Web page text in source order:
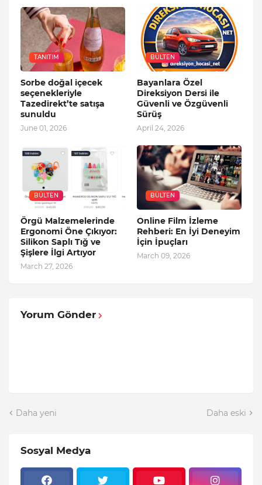
TANITIM
Sorbe doğal içecek
seçenekleriyle
Tazedirekt’te satışa
sunuldu
June 01, 2026
BÜLTEN
Bayanlara Özel
Direksiyon Dersi ile
Güvenli ve Özgüvenli
Sürüş
April 24, 2026
BÜLTEN
Örgü Malzemelerinde
Ergonomi Öne Çıkıyor:
Silikon Saplı Tığ ve
Şişlere İlgi Artıyor
March 27, 2026
BÜLTEN
Online Film İzleme
Rehberi: En İyi Deneyim
İçin İpuçları
March 09, 2026
Yorum Gönder
Daha yeni Daha eski
Sosyal Medya